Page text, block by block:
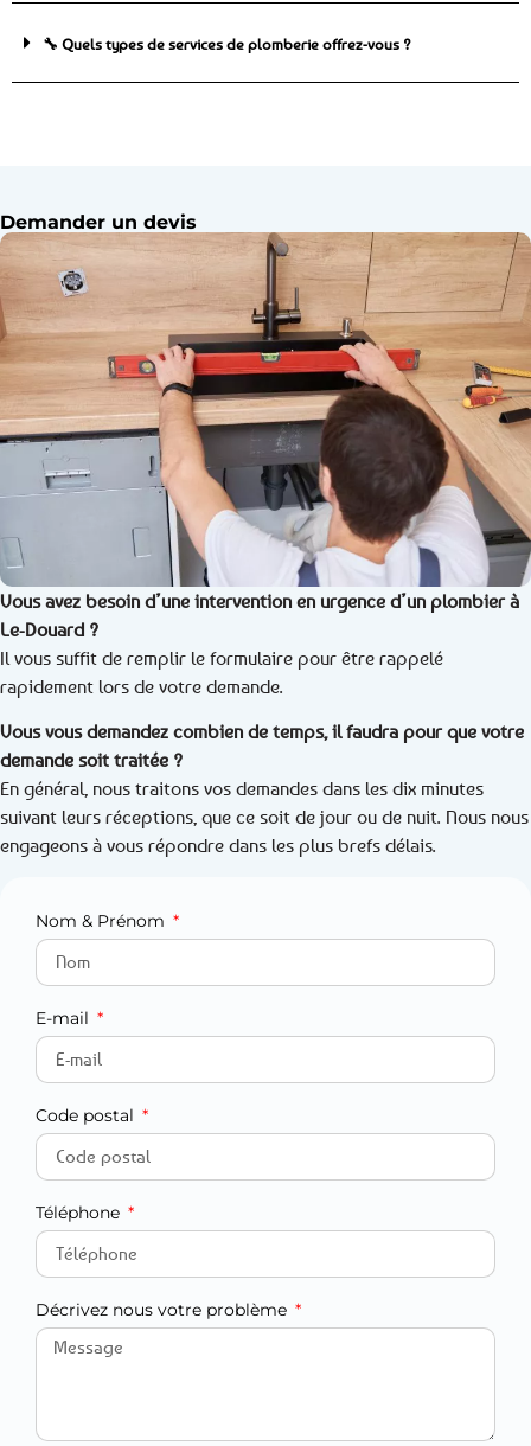
🔧 Quels types de services de plomberie offrez-vous ?
Demander un devis
Vous avez besoin d’une intervention en urgence d’un plombier à
Le-Douard ?
Il vous suffit de remplir le formulaire pour être rappelé
rapidement lors de votre demande.
Vous vous demandez combien de temps, il faudra pour que votre
demande soit traitée ?
En général, nous traitons vos demandes dans les dix minutes
suivant leurs réceptions, que ce soit de jour ou de nuit. Nous nous
engageons à vous répondre dans les plus brefs délais.
Nom & Prénom
E-mail
Code postal
Téléphone
Décrivez nous votre problème